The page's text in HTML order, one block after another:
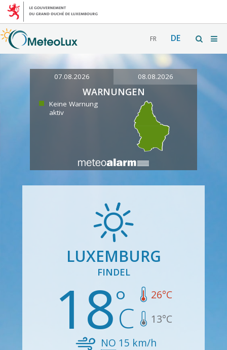
FR DE
07.08.2026 08.08.2026
WARNUNGEN
Keine Warnung
aktiv
LUXEMBURG
FINDEL
18 26°C
13°C
NO 15 km/h